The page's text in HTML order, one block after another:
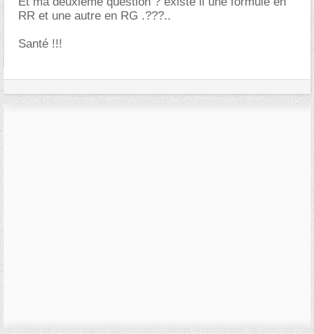
RR et une autre en RG .???..
Santé !!!